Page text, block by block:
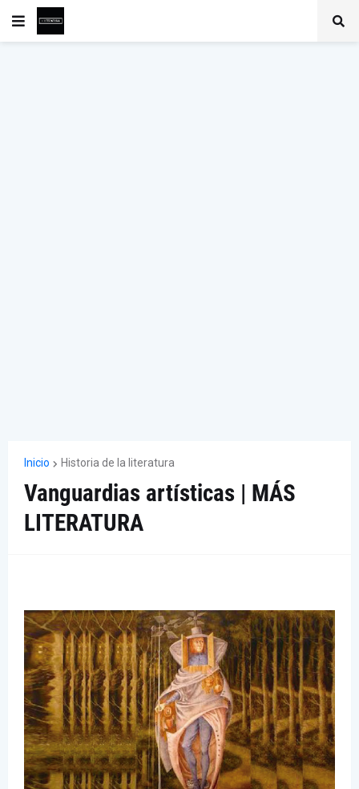
Inicio Historia de la literatura
Vanguardias artísticas | MÁS
LITERATURA